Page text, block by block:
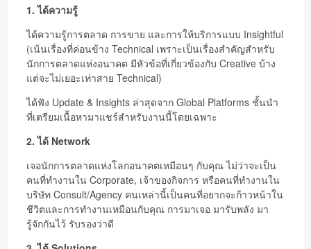
1. ได้ความรู้
ได้ความรู้การตลาด การขาย และการให้บริการแบบ Insightful
(เน้นเรื่องที่ค่อนข้าง Technical เพราะเป็นเรื่องสำคัญสำหรับ
นักการตลาดแห่งอนาคต มีหัวข้อที่เกี่ยวข้องกับ Creative บ้าง
แต่จะไม่เยอะเท่าสาย Technical)
ได้ฟัง Update & Insights ล่าสุดจาก Global Platforms ชั้นนำ
ที่เตรียมเนื้อหามาแชร์สำหรับงานนี้โดยเฉพาะ
2. ได้ Network
เจอนักการตลาดแห่งโลกอนาคตเหมือนๆ กับคุณ ไม่ว่าจะเป็น
คนที่ทำงานใน Corporate, เจ้าของกิจการ หรือคนที่ทำงานใน
บริษัท Consult/Agency คนเหล่านี้เป็นคนที่อยากจะก้าวหน้าใน
ชีวิตและการทำงานเหมือนกับคุณ การมาเจอ มารับพลัง มา
รู้จักกันไว้ รับรองว่าดี